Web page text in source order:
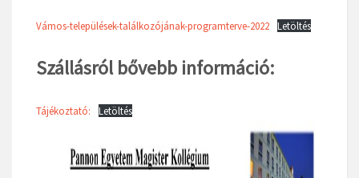
Vámos-települések-találkozójának-programterve-2022 Letöltés
Szállásról bővebb információ:
Tájékoztató: Letöltés